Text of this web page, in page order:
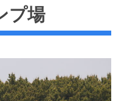
プ場